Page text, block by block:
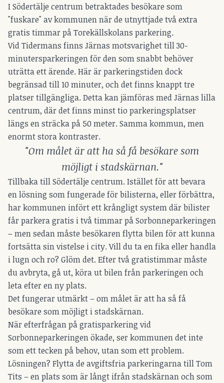
I Södertälje centrum betraktades besökare som
"fuskare" av kommunen när de utnyttjade två extra
gratis timmar på Torekällskolans parkering.
Vid Tidermans finns Järnas motsvarighet till 30-
minutersparkeringen för den som snabbt behöver
uträtta ett ärende. Här är parkeringstiden dock
begränsad till 10 minuter, och det finns knappt tre
platser tillgängliga. Detta kan jämföras med Järnas lilla
centrum, där det finns minst tio parkeringsplatser
längs en sträcka på 50 meter. Samma kommun, men
enormt stora kontraster.
"Om målet är att ha så få besökare som
möjligt i stadskärnan."
Tillbaka till Södertälje centrum. Istället för att bevara
en lösning som fungerade för bilisterna, eller förbättra,
har kommunen infört ett krångligt system där bilister
får parkera gratis i två timmar på Sorbonneparkeringen
– men sedan måste besökaren flytta bilen för att kunna
fortsätta sin vistelse i city. Vill du ta en fika eller handla
i lugn och ro? Glöm det. Efter två gratistimmar måste
du avbryta, gå ut, köra ut bilen från parkeringen och
leta efter en ny plats.
Det fungerar utmärkt – om målet är att ha så få
besökare som möjligt i stadskärnan.
När efterfrågan på gratisparkering vid
Sorbonneparkeringen ökade, ser kommunen det inte
som ett tecken på behov, utan som ett problem.
Lösningen? Flytta de avgiftsfria parkeringarna till Tom
Tits – en plats som är långt ifrån stadskärnan och som